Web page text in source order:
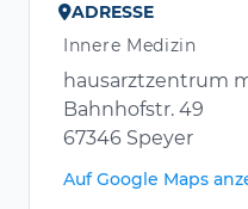
ADRESSE
Innere Medizin
hausarztzentrum
Bahnhofstr. 49
67346 Speyer
Auf Google Maps